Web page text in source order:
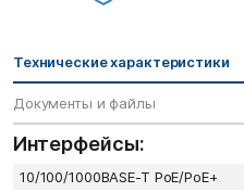
Технические характеристики
Документы и файлы
Интерфейсы:
10/100/1000BASE-T PoE/PoE+